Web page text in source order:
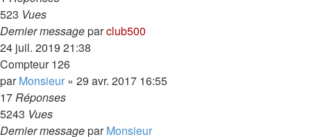
523 Vues
Dernier messageparclub500
24 juil. 2019 21:38
Compteur 126
parMonsieur » 29 avr. 2017 16:55
17Réponses
5243 Vues
Dernier messageparMonsieur